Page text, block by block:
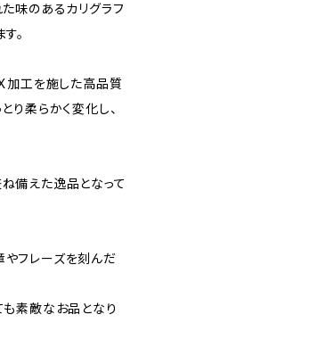
味のあるカリグラフ
。
加工を施した高品質
り柔らかく変化し、
備えた逸品となって
やフレーズを刻んだ
も素敵なお品となり